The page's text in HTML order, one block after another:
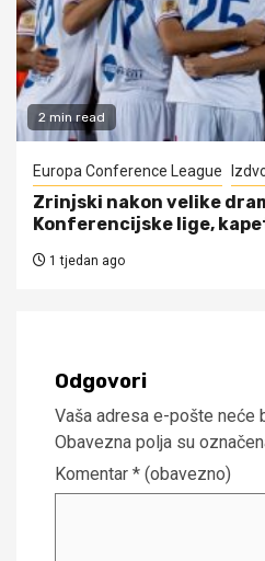
2 min read
Europa Conference League
Zrinjski nakon velike
Konferencijske lige,
1 tjedan ago
Odgovori
Vaša adresa e-pošte neće
Obavezna polja su
Komentar * (obavezno)